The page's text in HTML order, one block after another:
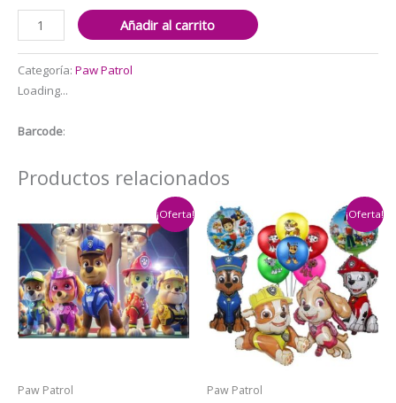
Pulseras
Decorativas10
unidades
Paw
Patrol
Añadir al carrito
Categoría: Paw Patrol
Loading...
Barcode:
Productos relacionados
¡Oferta!
Paw Patrol
¡Oferta!
Paw Patrol